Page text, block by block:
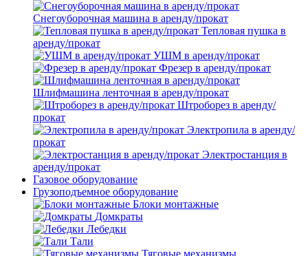
Снегоуборочная машина в аренду/прокат
Тепловая пушка в
аренду/прокат
УШМ в аренду/прокат
Фрезер в аренду/прокат
Шлифмашина ленточная в аренду/прокат
Штроборез в аренду/
прокат
Электропила в аренду/
прокат
Электростанция в
аренду/прокат
Газовое оборудование
Грузоподъемное оборудование
Блоки монтажные
Домкраты
Лебедки
Тали
Тяговые механизмы